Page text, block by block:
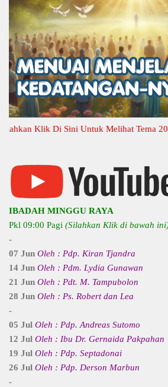
Klik Di Sini Untuk Melihat Tema 2026
IBADAH MINGGU RAYA
Pkl 09:00 Pagi (Silahkan Klik di bawah
-
07 Jun Oleh : Pdp. Kiran Tjandra
14 Jun Oleh : Pdm. Lydia Gunawan
21 Jun Oleh : Pdt. M. Tampubolon
28 Jun Oleh : Ps. Robert dan Lea
-
05 Jul Oleh : Pdp. Andreas Sutomo
12 Jul Oleh : Ibu Dr. Gernaida Pakpahan
19 Jul Oleh : Pdp. Septadonai
26 Jul Oleh : Pdp. Derson Marbun
-